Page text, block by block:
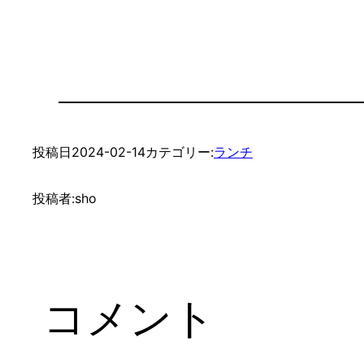
投稿日2024-02-14カテゴリー:ランチ
投稿者:sho
コメント